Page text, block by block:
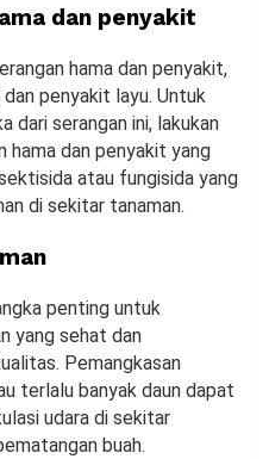
dan penyakit
hama dan penyakit,
penyakit layu. Untuk
dari serangan ini, lakukan
hama dan penyakit yang
atau fungisida yang
di sekitar tanaman.
penting untuk
yang sehat dan
Pemangkasan
terlalu banyak daun dapat
udara di sekitar
buah.